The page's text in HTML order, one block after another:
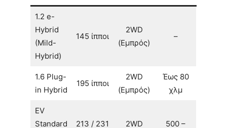
1.2 e-
Hybrid
(Mild-
Hybrid)
145 ίπποι
2WD
(Εμπρός)
–
1.6 Plug-
in Hybrid
195 ίπποι
2WD
(Εμπρός)
Έως 80
χλμ
EV
Standard
213 / 231
2WD
500 –